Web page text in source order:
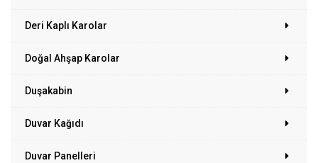
Deri Kaplı Karolar
Doğal Ahşap Karolar
Duşakabin
Duvar Kağıdı
Duvar Panelleri